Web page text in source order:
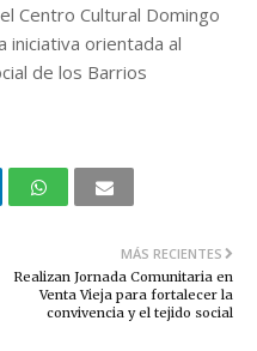
Centro Cultural Domingo
iniciativa orientada al
de los Barrios
MÁS RECIENTES
Realizan Jornada Comunitaria en
Venta Vieja para fortalecer la
convivencia y el tejido social